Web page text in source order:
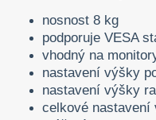
nosnost 8 kg
podporuje VESA
vhodný na
nastavení výšky
nastavení výšky
celkové nastavení